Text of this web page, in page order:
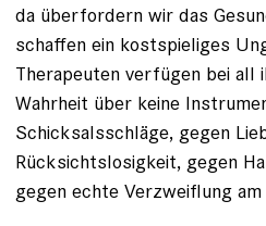
da überfordern wir das
schaffen ein kostspieliges
Therapeuten verfügen bei all
Wahrheit über keine
Schicksalsschläge, gegen
Rücksichtslosigkeit, gegen
gegen echte Verzweiflung